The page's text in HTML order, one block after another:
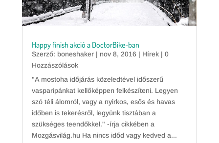
Happy finish akció a DoctorBike-ban
Szerző: boneshaker| nov 8, 2016 | Hírek| 0
Hozzászólások
"A mostoha időjárás közeledtével időszerű
vasparipánkat kellőképpen felkészíteni. Legyen
szó téli álomról, vagy a nyirkos, esős és havas
időben is tekerésről, legyünk tisztában a
szükséges teendőkkel." -írja cikkében a
Mozgásvilág.hu Ha nincs időd vagy kedved a...